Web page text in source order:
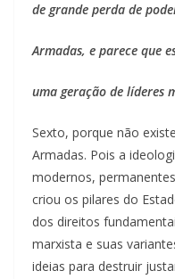
de grande perda de
Armadas, e parece que
uma geração de líderes
Sexto, porque não
Armadas. Pois a
modernos,
criou os pilares do
dos direitos
marxista e suas
ideias para destruir